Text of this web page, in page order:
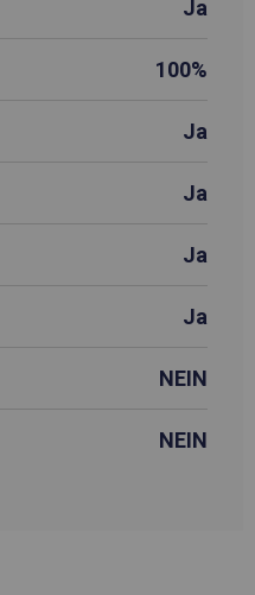
Ja
100%
Ja
Ja
Ja
Ja
NEIN
NEIN